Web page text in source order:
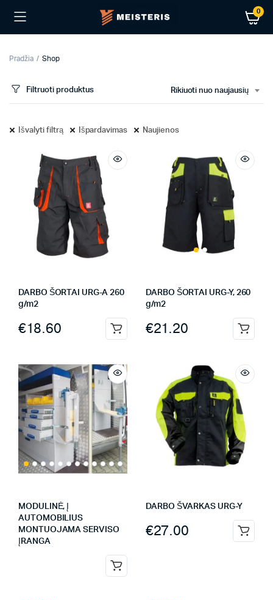
0
Pradžia Shop
Filtruoti produktus Rikiuoti nuo naujausių
Išvalyti filtrą Išpardavimas Naujienos
DARBO ŠORTAI URG-A 260
g/m2
€18.60
DARBO ŠORTAI URG-Y, 260
g/m2
€21.20
MODULINĖ, Į
AUTOMOBILIUS
MONTUOJAMA SERVISO
ĮRANGA
DARBO ŠVARKAS URG-Y
€27.00